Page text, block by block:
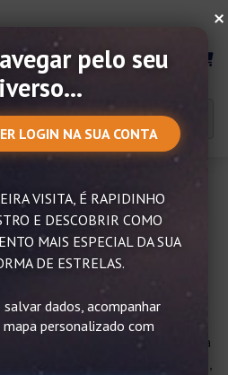
o que
de 2020
calendários gregorianos, mas
ainda não engrenou é porque há
em consideração: o astrológico,
×
pelo seu
LOGIN NA SUA CONTA
VISITA, É RAPIDINHO
E DESCOBRIR COMO
MAIS ESPECIAL DA SUA
DE ESTRELAS.
dados, acompanhar
mapa personalizado com